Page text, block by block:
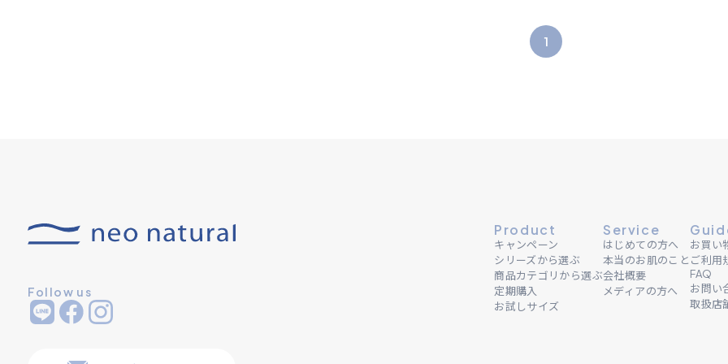
1
Product
キャンペーン
シリーズから選ぶ
商品カテゴリから選ぶ
定期購入
お試しサイズ
Service
はじめての方へ
本当のお肌のこと
会社概要
メディアの方へ
お買い
ご利用
FAQ
お問い
取扱店
Follow us